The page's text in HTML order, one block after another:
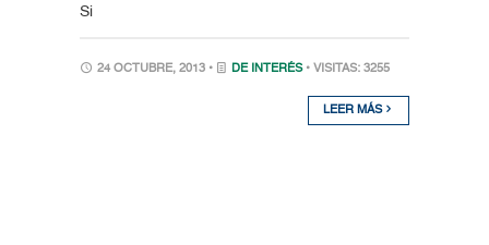
Si
24 OCTUBRE, 2013 • DE INTERÉS • VISITAS: 3255
LEER MÁS